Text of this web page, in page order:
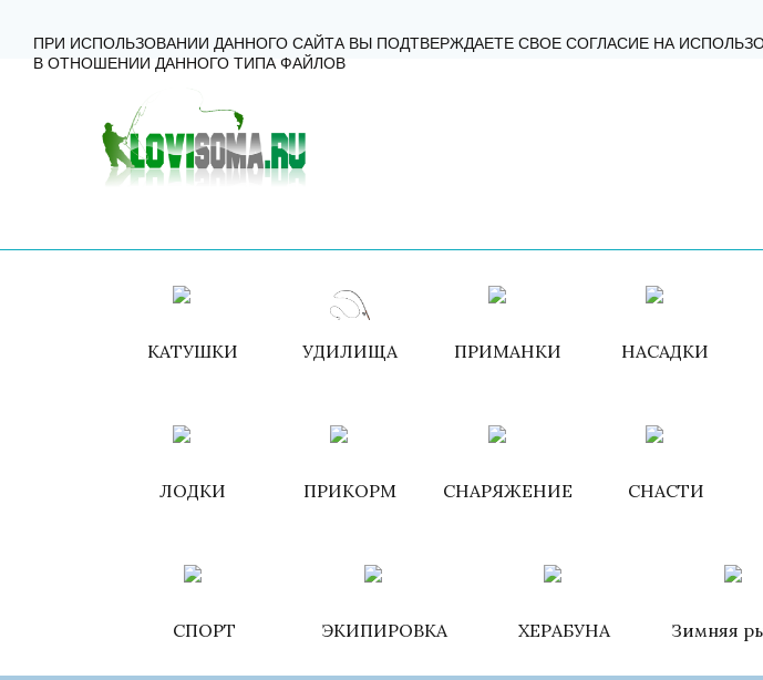
КАТУШКИ УДИЛИЩА ПРИМАНКИ НАСАДКИ
ЛОДКИ ПРИКОРМ СНАРЯЖЕНИЕ СНАСТИ
СПОРТ ЭКИПИРОВКА ХЕРАБУНА Зимняя
ПРИ ИСПОЛЬЗОВАНИИ ДАННОГО САЙТА ВЫ ПОДТВЕРЖДАЕТЕ СВОЕ СОГЛАСИЕ НА
В ОТНОШЕНИИ ДАННОГО ТИПА ФАЙЛОВ